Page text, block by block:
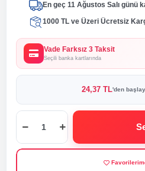
En geç 11 Ağustos Salı günü
1000 TL ve Üzeri Ücretsiz
Vade Farksız 3 Taksit
Seçili banka kartlarında
24,37 TL'den